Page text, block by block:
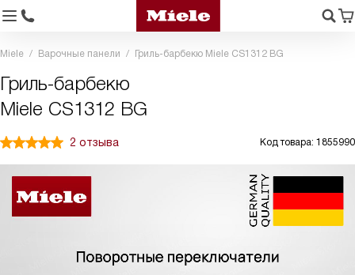
Miele Варочные панели Гриль-барбекю Miele CS1312 BG
Гриль-барбекю
Miele CS1312 BG
2 отзыва Код товара: 1855990